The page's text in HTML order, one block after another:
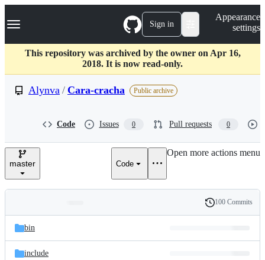
k
p
c
Navigation Menu Sign in
Appearance
settings
This repository was archived by the owner on Apr 16,
2018. It is now read-only.
Alynva / Cara-cracha Public archive
Code Issues 0 Pull requests 0
master Code
Open more actions menu
and
files
Latest
commit
History
100 Commits
bin
include